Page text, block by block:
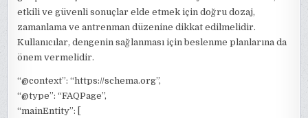
etkili ve güvenli sonuçlar elde etmek için doğru dozaj,
zamanlama ve antrenman düzenine dikkat edilmelidir.
Kullanıcılar, dengenin sağlanması için beslenme planlarına da
önem vermelidir.
“@context”: “https://schema.org”,
“@type”: “FAQPage”,
“mainEntity”: [